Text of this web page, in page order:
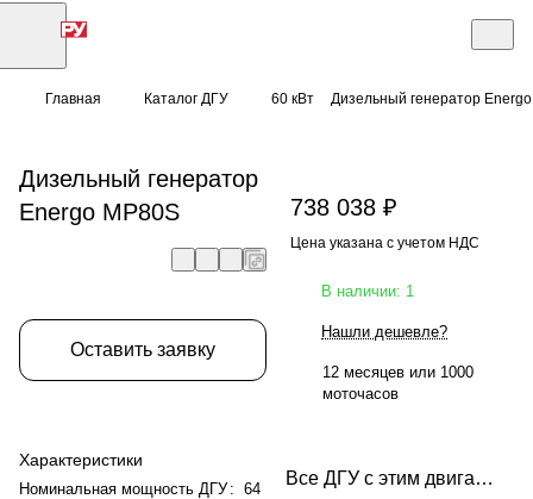
Главная Каталог ДГУ 60 кВт Дизельный генератор
Дизельный генератор
Energo MP80S
Оставить заявку
Характеристики
Номинальная мощность ДГУ : 64
738 038 ₽
Цена указана с учетом НДС
В наличии: 1
Нашли дешевле?
12 месяцев или 1000
моточасов
Все ДГУ с этим двигателем